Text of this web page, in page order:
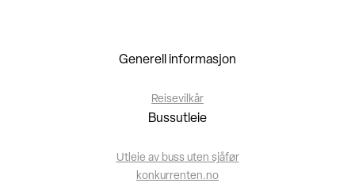
Generell informasjon
Reisevilkår
Bussutleie
Utleie av buss uten sjåfør
konkurrenten.no